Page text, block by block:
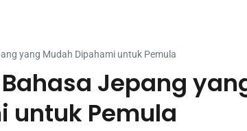
yang Mudah Dipahami untuk Pemula
Jepang
untuk Pemula